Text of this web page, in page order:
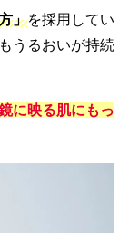
」を採用してい
うるおいが持続
に映る肌にもっ